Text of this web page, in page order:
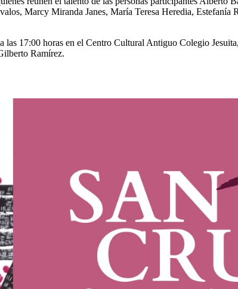
Marcy Miranda Janes, María Teresa Heredia,
17:00 horas en el Centro Cultural Antiguo Colegio
Ramírez.